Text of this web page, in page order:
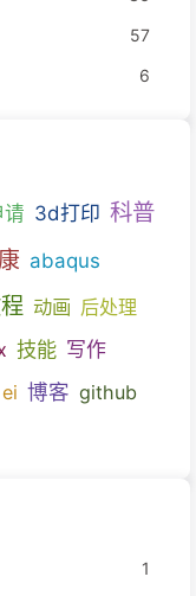
57
6
3d打印 科普
abaqus
动画 后处理
技能 写作
ei 博客 github
1